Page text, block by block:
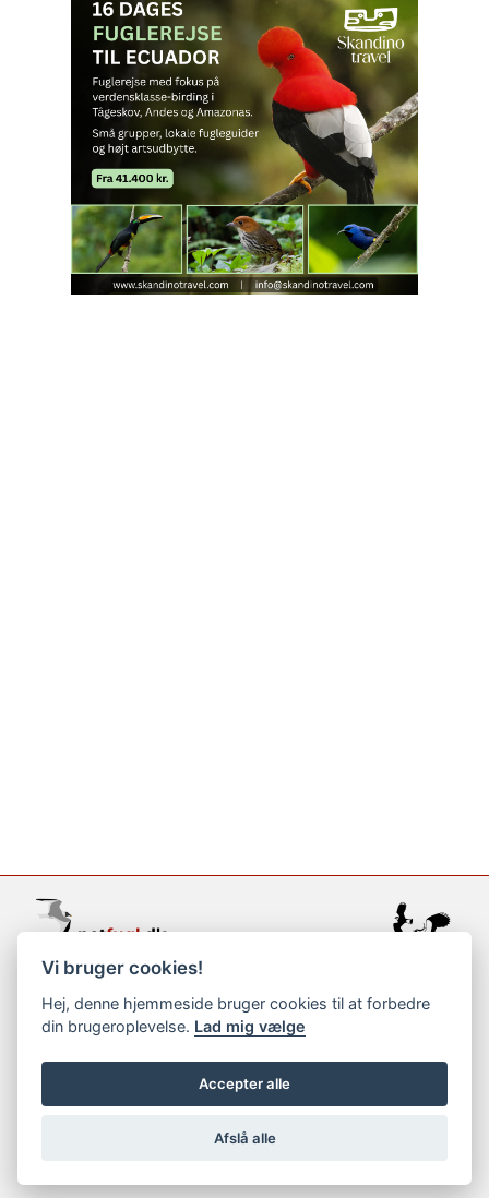
support@netfugl.dk
copyright © 2002-2023
Vi bruger cookies!
Hej, denne hjemmeside bruger cookies til at forbedre
din brugeroplevelse. Lad mig vælge
Accepter alle
Afslå alle